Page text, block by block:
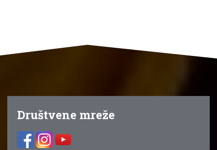
Društvene mreže